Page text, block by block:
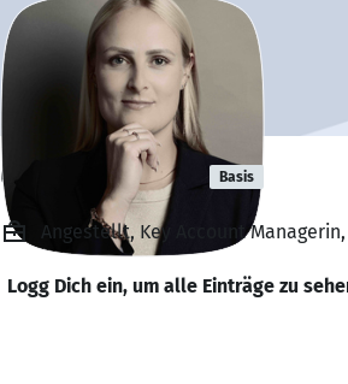
Carina Grund Basis
Angestellt, Key Account
Logg Dich ein, um alle Einträge zu